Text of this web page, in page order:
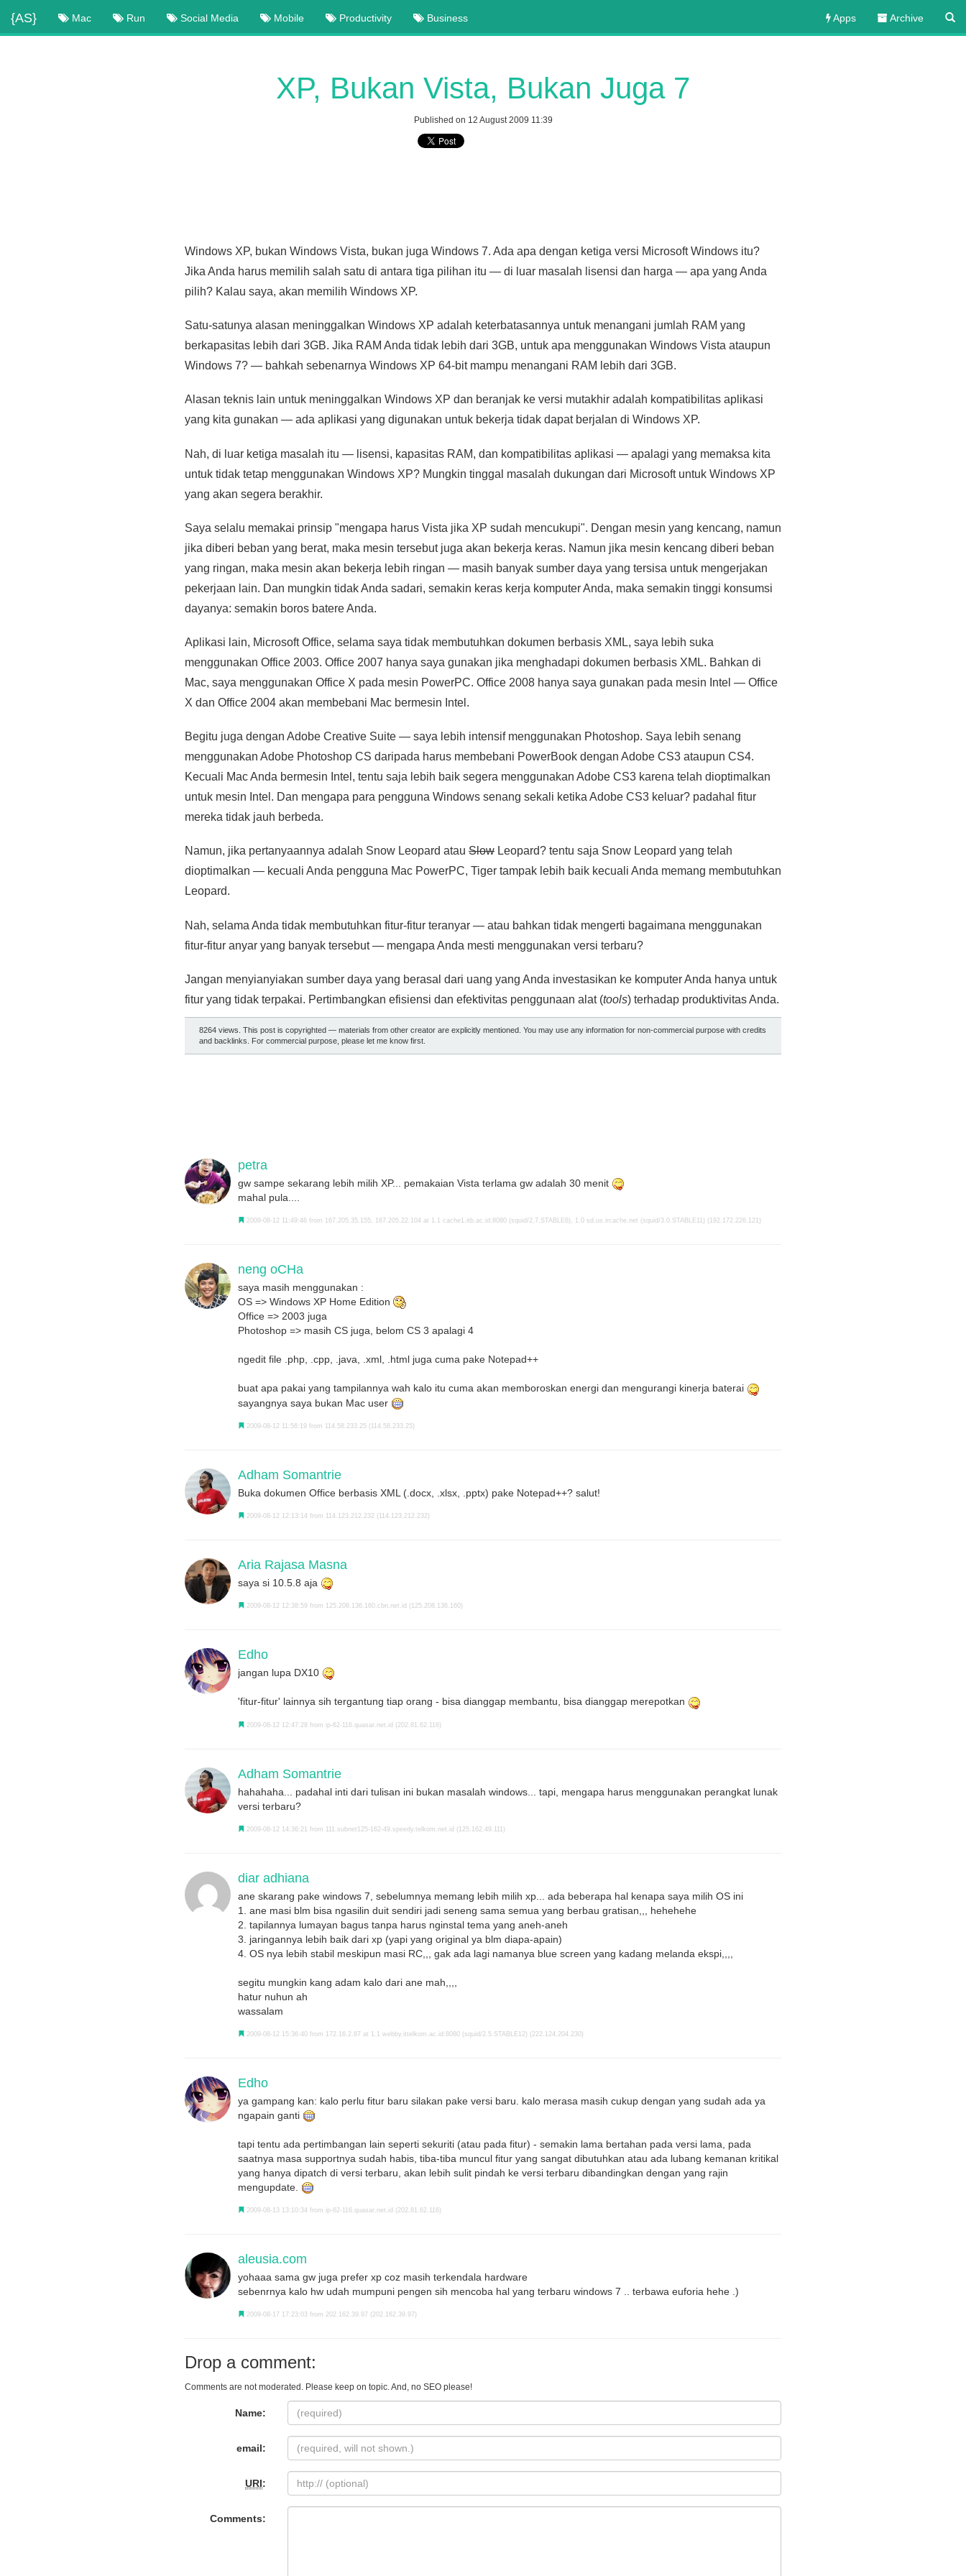
{AS} Mac Run Social Media Mobile Productivity Business Apps Archive
XP, Bukan Vista, Bukan Juga 7
Published on 12 August 2009 11:39
Windows XP, bukan Windows Vista, bukan juga Windows 7. Ada apa dengan ketiga versi Microsoft Windows itu?
Jika Anda harus memilih salah satu di antara tiga pilihan itu — di luar masalah lisensi dan harga — apa yang Anda
pilih? Kalau saya, akan memilih Windows XP.
Satu-satunya alasan meninggalkan Windows XP adalah keterbatasannya untuk menangani jumlah RAM yang
berkapasitas lebih dari 3GB. Jika RAM Anda tidak lebih dari 3GB, untuk apa menggunakan Windows Vista ataupun
Windows 7? — bahkah sebenarnya Windows XP 64-bit mampu menangani RAM lebih dari 3GB.
Alasan teknis lain untuk meninggalkan Windows XP dan beranjak ke versi mutakhir adalah kompatibilitas aplikasi
yang kita gunakan — ada aplikasi yang digunakan untuk bekerja tidak dapat berjalan di Windows XP.
Nah, di luar ketiga masalah itu — lisensi, kapasitas RAM, dan kompatibilitas aplikasi — apalagi yang memaksa kita
untuk tidak tetap menggunakan Windows XP? Mungkin tinggal masalah dukungan dari Microsoft untuk Windows XP
yang akan segera berakhir.
Saya selalu memakai prinsip "mengapa harus Vista jika XP sudah mencukupi". Dengan mesin yang kencang, namun
jika diberi beban yang berat, maka mesin tersebut juga akan bekerja keras. Namun jika mesin kencang diberi beban
yang ringan, maka mesin akan bekerja lebih ringan — masih banyak sumber daya yang tersisa untuk mengerjakan
pekerjaan lain. Dan mungkin tidak Anda sadari, semakin keras kerja komputer Anda, maka semakin tinggi konsumsi
dayanya: semakin boros batere Anda.
Aplikasi lain, Microsoft Office, selama saya tidak membutuhkan dokumen berbasis XML, saya lebih suka
menggunakan Office 2003. Office 2007 hanya saya gunakan jika menghadapi dokumen berbasis XML. Bahkan di
Mac, saya menggunakan Office X pada mesin PowerPC. Office 2008 hanya saya gunakan pada mesin Intel — Office
X dan Office 2004 akan membebani Mac bermesin Intel.
Begitu juga dengan Adobe Creative Suite — saya lebih intensif menggunakan Photoshop. Saya lebih senang
menggunakan Adobe Photoshop CS daripada harus membebani PowerBook dengan Adobe CS3 ataupun CS4.
Kecuali Mac Anda bermesin Intel, tentu saja lebih baik segera menggunakan Adobe CS3 karena telah dioptimalkan
untuk mesin Intel. Dan mengapa para pengguna Windows senang sekali ketika Adobe CS3 keluar? padahal fitur
mereka tidak jauh berbeda.
Namun, jika pertanyaannya adalah Snow Leopard atau Slow Leopard? tentu saja Snow Leopard yang telah
dioptimalkan — kecuali Anda pengguna Mac PowerPC, Tiger tampak lebih baik kecuali Anda memang membutuhkan
Leopard.
Nah, selama Anda tidak membutuhkan fitur-fitur teranyar — atau bahkan tidak mengerti bagaimana menggunakan
fitur-fitur anyar yang banyak tersebut — mengapa Anda mesti menggunakan versi terbaru?
Jangan menyianyiakan sumber daya yang berasal dari uang yang Anda investasikan ke komputer Anda hanya untuk
fitur yang tidak terpakai. Pertimbangkan efisiensi dan efektivitas penggunaan alat (tools) terhadap produktivitas Anda.
8264 views. This post is copyrighted — materials from other creator are explicitly mentioned. You may use any information for non-commercial purpose with credits
and backlinks. For commercial purpose, please let me know first.
petra
gw sampe sekarang lebih milih XP... pemakaian Vista terlama gw adalah 30 menit
mahal pula....
2009-08-12 11:49:46 from 167.205.35.155, 167.205.22.104 at 1.1 cache1.itb.ac.id:8080 (squid/2.7.STABLE6), 1.0 sd.us.ircache.net (squid/3.0.STABLE11) (192.172.226.121)
neng oCHa
saya masih menggunakan :
OS => Windows XP Home Edition
Office => 2003 juga
Photoshop => masih CS juga, belom CS 3 apalagi 4
ngedit file .php, .cpp, .java, .xml, .html juga cuma pake Notepad++
buat apa pakai yang tampilannya wah kalo itu cuma akan memboroskan energi dan mengurangi kinerja baterai
sayangnya saya bukan Mac user
2009-08-12 11:56:19 from 114.58.233.25 (114.58.233.25)
Adham Somantrie
Buka dokumen Office berbasis XML (.docx, .xlsx, .pptx) pake Notepad++? salut!
2009-08-12 12:13:14 from 114.123.212.232 (114.123.212.232)
Aria Rajasa Masna
saya si 10.5.8 aja
2009-08-12 12:38:59 from 125.208.136.160.cbn.net.id (125.208.136.160)
Edho
jangan lupa DX10
'fitur-fitur' lainnya sih tergantung tiap orang - bisa dianggap membantu, bisa dianggap merepotkan
2009-08-12 12:47:28 from ip-62-116.quasar.net.id (202.81.62.116)
Adham Somantrie
hahahaha... padahal inti dari tulisan ini bukan masalah windows... tapi, mengapa harus menggunakan perangkat lunak
versi terbaru?
2009-08-12 14:36:21 from 111.subnet125-162-49.speedy.telkom.net.id (125.162.49.111)
diar adhiana
ane skarang pake windows 7, sebelumnya memang lebih milih xp... ada beberapa hal kenapa saya milih OS ini
1. ane masi blm bisa ngasilin duit sendiri jadi seneng sama semua yang berbau gratisan,,, hehehehe
2. tapilannya lumayan bagus tanpa harus nginstal tema yang aneh-aneh
3. jaringannya lebih baik dari xp (yapi yang original ya blm diapa-apain)
4. OS nya lebih stabil meskipun masi RC,,, gak ada lagi namanya blue screen yang kadang melanda ekspi,,,,
segitu mungkin kang adam kalo dari ane mah,,,,
hatur nuhun ah
wassalam
2009-08-12 15:36:40 from 172.16.2.87 at 1.1 webby.ittelkom.ac.id:8080 (squid/2.5.STABLE12) (222.124.204.230)
Edho
ya gampang kan: kalo perlu fitur baru silakan pake versi baru. kalo merasa masih cukup dengan yang sudah ada ya
ngapain ganti
tapi tentu ada pertimbangan lain seperti sekuriti (atau pada fitur) - semakin lama bertahan pada versi lama, pada
saatnya masa supportnya sudah habis, tiba-tiba muncul fitur yang sangat dibutuhkan atau ada lubang kemanan kritikal
yang hanya dipatch di versi terbaru, akan lebih sulit pindah ke versi terbaru dibandingkan dengan yang rajin
mengupdate.
2009-08-13 13:10:34 from ip-62-116.quasar.net.id (202.81.62.116)
aleusia.com
yohaaa sama gw juga prefer xp coz masih terkendala hardware
sebenrnya kalo hw udah mumpuni pengen sih mencoba hal yang terbaru windows 7 .. terbawa euforia hehe .)
2009-08-17 17:23:03 from 202.162.39.97 (202.162.39.97)
Drop a comment:
Comments are not moderated. Please keep on topic. And, no SEO please!
Name:
email:
URI:
Comments: